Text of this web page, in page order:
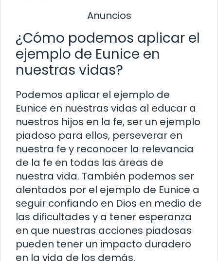
Anuncios
¿Cómo podemos aplicar el
ejemplo de Eunice en
nuestras vidas?
Podemos aplicar el ejemplo de
Eunice en nuestras vidas al educar a
nuestros hijos en la fe, ser un ejemplo
piadoso para ellos, perseverar en
nuestra fe y reconocer la relevancia
de la fe en todas las áreas de
nuestra vida. También podemos ser
alentados por el ejemplo de Eunice a
seguir confiando en Dios en medio de
las dificultades y a tener esperanza
en que nuestras acciones piadosas
pueden tener un impacto duradero
en la vida de los demás.